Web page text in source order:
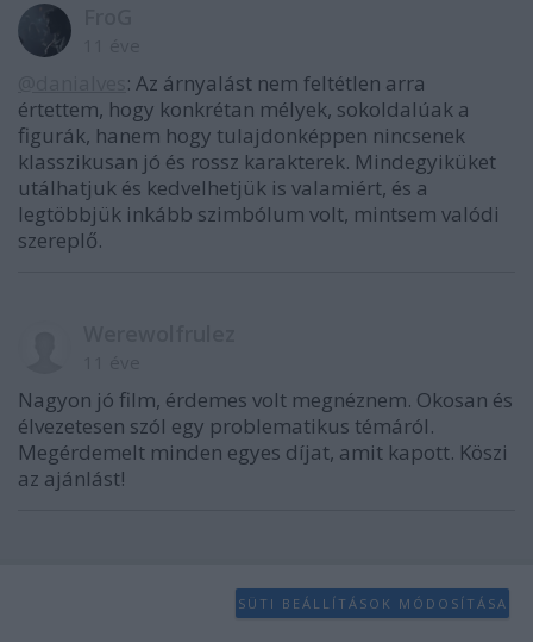
: Az árnyalást nem feltétlen arra
értettem, hogy konkrétan mélyek, sokoldalúak a
figurák, hanem hogy tulajdonképpen nincsenek
klasszikusan jó és rossz karakterek. Mindegyiküket
utálhatjuk és kedvelhetjük is valamiért, és a
legtöbbjük inkább szimbólum volt, mintsem valódi
szereplő.
Nagyon jó film, érdemes volt megnéznem. Okosan és
élvezetesen szól egy problematikus témáról.
Megérdemelt minden egyes díjat, amit kapott. Köszi
az ajánlást!
SÜTI BEÁLLÍTÁSOK MÓDOSÍTÁSA